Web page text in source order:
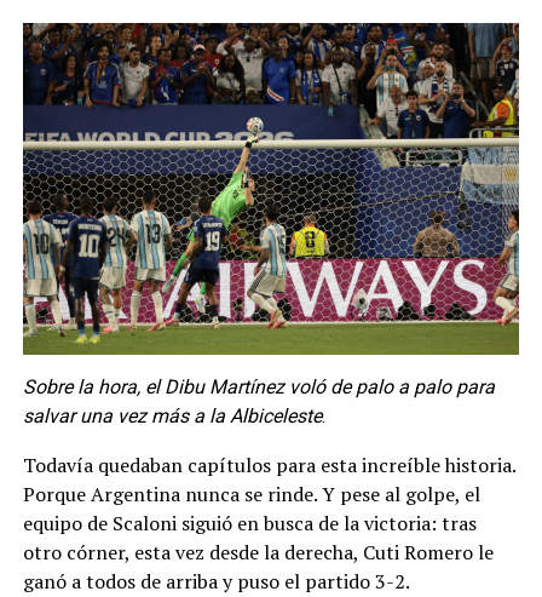
Sobre la hora, el Dibu Martínez voló de palo a palo para
salvar una vez más a la Albiceleste.
Todavía quedaban capítulos para esta increíble historia.
Porque Argentina nunca se rinde. Y pese al golpe, el
equipo de Scaloni siguió en busca de la victoria: tras
otro córner, esta vez desde la derecha, Cuti Romero le
ganó a todos de arriba y puso el partido 3-2.